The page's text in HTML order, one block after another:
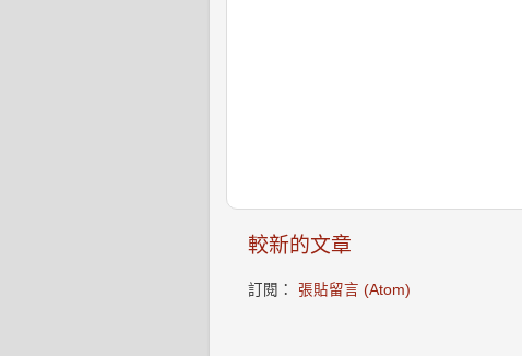
較新的文章
訂閱： 張貼留言 (Atom)